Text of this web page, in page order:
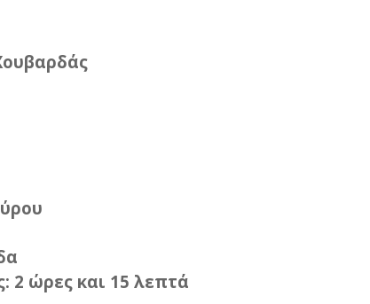
2 ώρες και 15 λεπτά